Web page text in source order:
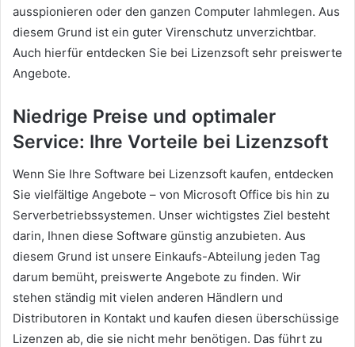
ausspionieren oder den ganzen Computer lahmlegen. Aus
diesem Grund ist ein guter Virenschutz unverzichtbar.
Auch hierfür entdecken Sie bei Lizenzsoft sehr preiswerte
Angebote.
Niedrige Preise und optimaler
Service: Ihre Vorteile bei Lizenzsoft
Wenn Sie Ihre Software bei Lizenzsoft kaufen, entdecken
Sie vielfältige Angebote – von Microsoft Office bis hin zu
Serverbetriebssystemen. Unser wichtigstes Ziel besteht
darin, Ihnen diese Software günstig anzubieten. Aus
diesem Grund ist unsere Einkaufs-Abteilung jeden Tag
darum bemüht, preiswerte Angebote zu finden. Wir
stehen ständig mit vielen anderen Händlern und
Distributoren in Kontakt und kaufen diesen überschüssige
Lizenzen ab, die sie nicht mehr benötigen. Das führt zu